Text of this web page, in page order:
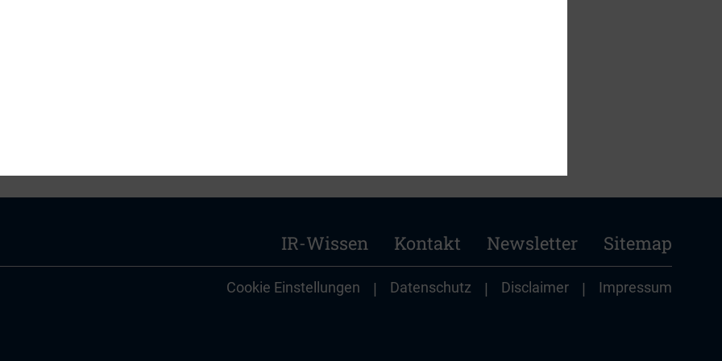
IR-Wissen Kontakt Newsletter Sitemap
Cookie Einstellungen | Datenschutz | Disclaimer | Impressum